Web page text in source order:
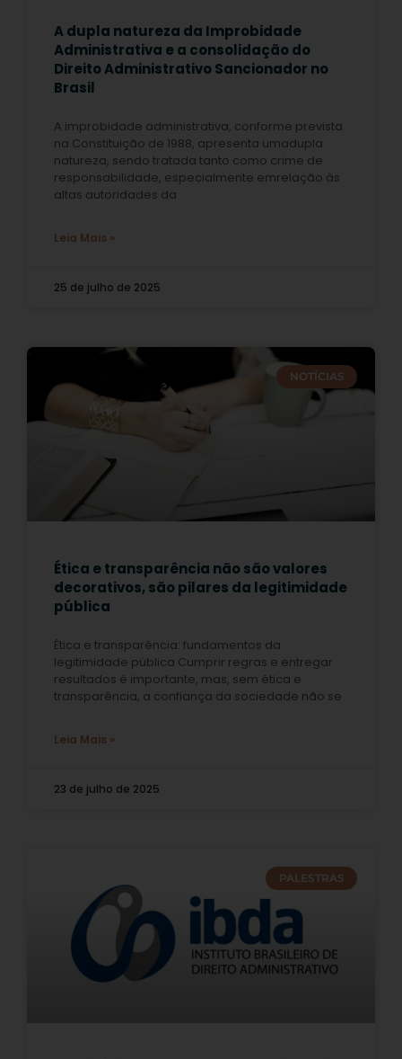
A dupla natureza da Improbidade
Administrativa e a consolidação do
Direito Administrativo Sancionador no
Brasil
A improbidade administrativa, conforme prevista
na Constituição de 1988, apresenta umadupla
natureza, sendo tratada tanto como crime de
responsabilidade, especialmente emrelação às
altas autoridades da
Leia Mais »
25 de julho de 2025
NOTÍCIAS
Ética e transparência não são valores
decorativos, são pilares da legitimidade
pública
Ética e transparência: fundamentos da
legitimidade pública Cumprir regras e entregar
resultados é importante, mas, sem ética e
transparência, a confiança da sociedade não se
Leia Mais »
23 de julho de 2025
PALESTRAS